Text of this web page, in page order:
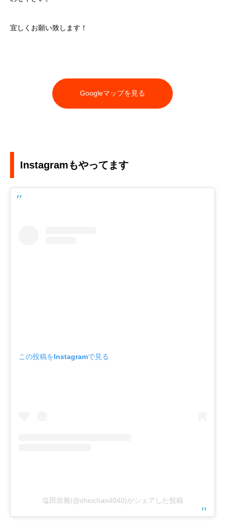
宜しくお願い致します！
Googleマップを見る
Instagramもやってます
この投稿をInstagramで見る
塩田崇雅(@shiochan4040)がシェアした投稿